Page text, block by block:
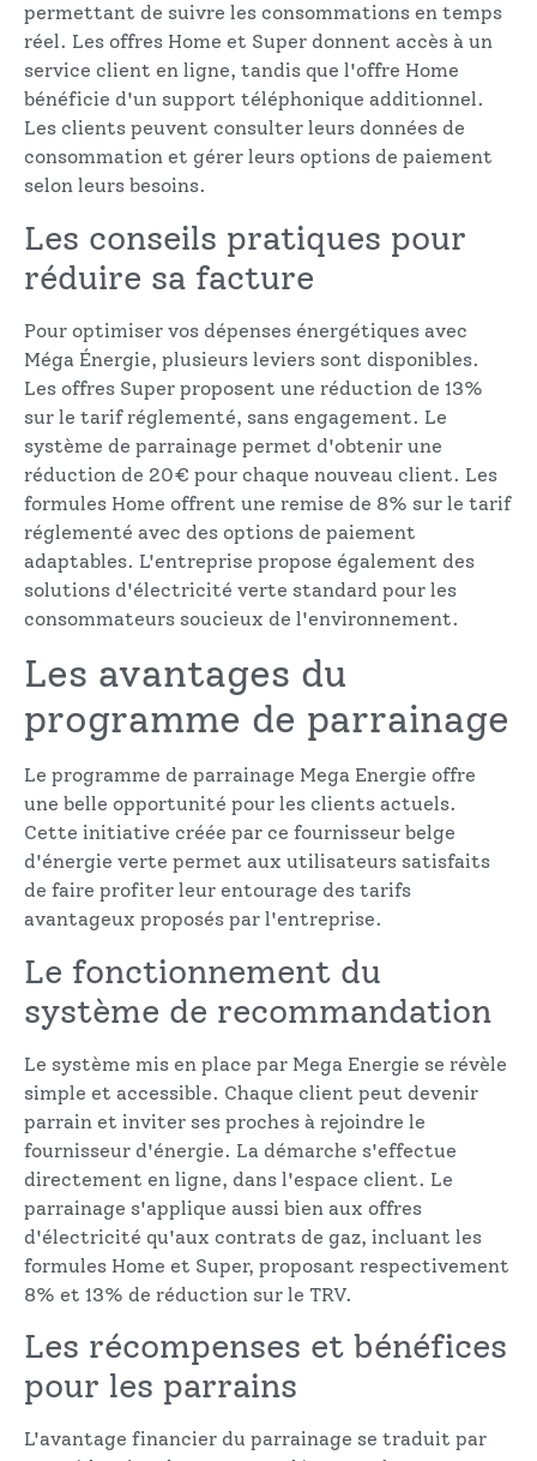
permettant de suivre les consommations en temps
réel. Les offres Home et Super donnent accès à un
service client en ligne, tandis que l'offre Home
bénéficie d'un support téléphonique additionnel.
Les clients peuvent consulter leurs données de
consommation et gérer leurs options de paiement
selon leurs besoins.
Les conseils pratiques pour
réduire sa facture
Pour optimiser vos dépenses énergétiques avec
Méga Énergie, plusieurs leviers sont disponibles.
Les offres Super proposent une réduction de 13%
sur le tarif réglementé, sans engagement. Le
système de parrainage permet d'obtenir une
réduction de 20€ pour chaque nouveau client. Les
formules Home offrent une remise de 8% sur le tarif
réglementé avec des options de paiement
adaptables. L'entreprise propose également des
solutions d'électricité verte standard pour les
consommateurs soucieux de l'environnement.
Les avantages du
programme de parrainage
Le programme de parrainage Mega Energie offre
une belle opportunité pour les clients actuels.
Cette initiative créée par ce fournisseur belge
d'énergie verte permet aux utilisateurs satisfaits
de faire profiter leur entourage des tarifs
avantageux proposés par l'entreprise.
Le fonctionnement du
système de recommandation
Le système mis en place par Mega Energie se révèle
simple et accessible. Chaque client peut devenir
parrain et inviter ses proches à rejoindre le
fournisseur d'énergie. La démarche s'effectue
directement en ligne, dans l'espace client. Le
parrainage s'applique aussi bien aux offres
d'électricité qu'aux contrats de gaz, incluant les
formules Home et Super, proposant respectivement
8% et 13% de réduction sur le TRV.
Les récompenses et bénéfices
pour les parrains
L'avantage financier du parrainage se traduit par